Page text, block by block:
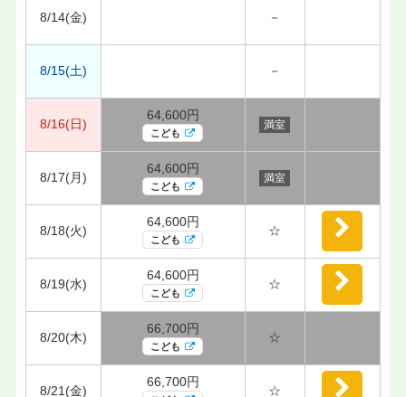
8/14(金) －
8/15(土) －
8/16(日)
64,600円
こども
満室
8/17(月)
64,600円
こども
満室
8/18(火)
64,600円
こども
☆
8/19(水)
64,600円
こども
☆
8/20(木)
66,700円
こども
☆
8/21(金)
66,700円
☆